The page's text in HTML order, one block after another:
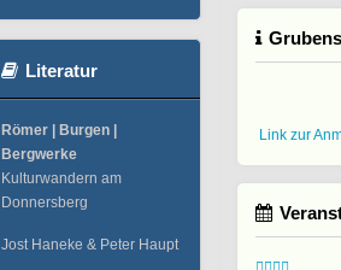
Literatur
Römer | Burgen |
Bergwerke
Kulturwandern am
Donnersberg
Jost Haneke & Peter Haupt
Link zur